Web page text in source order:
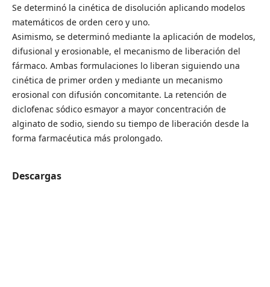
Se determinó la cinética de disolución aplicando modelos
matemáticos de orden cero y uno.
Asimismo, se determinó mediante la aplicación de modelos,
difusional y erosionable, el mecanismo de liberación del
fármaco. Ambas formulaciones lo liberan siguiendo una
cinética de primer orden y mediante un mecanismo
erosional con difusión concomitante. La retención de
diclofenac sódico esmayor a mayor concentración de
alginato de sodio, siendo su tiempo de liberación desde la
forma farmacéutica más prolongado.
Descargas